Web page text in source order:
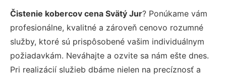
Čistenie kobercov cena Svätý Jur? Ponúkame vám
profesionálne, kvalitné a zároveň cenovo rozumné
služby, ktoré sú prispôsobené vašim individuálnym
požiadavkám. Neváhajte a ozvite sa nám ešte dnes.
Pri realizácií služieb dbáme nielen na precíznosť a